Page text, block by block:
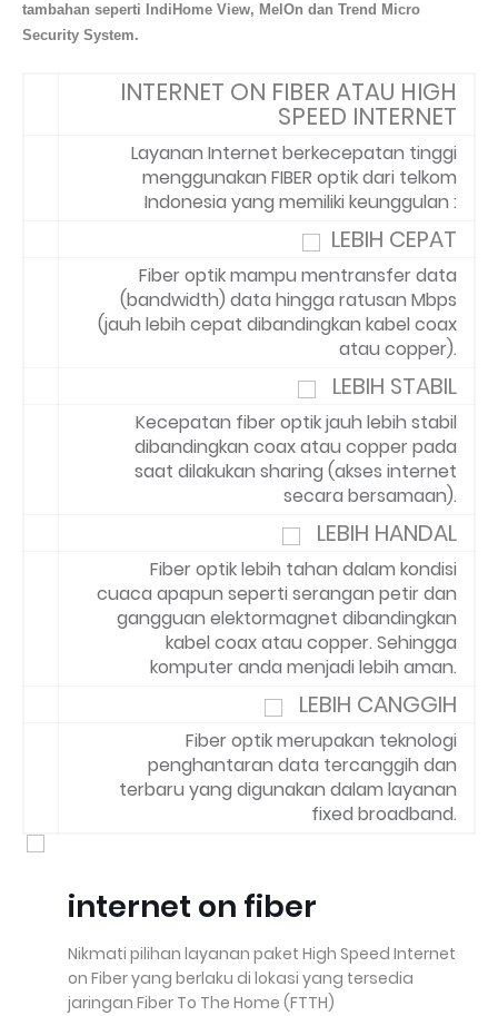
tambahan seperti IndiHome View, MelOn dan Trend Micro
Security System.
INTERNET ON FIBER ATAU HIGH
SPEED INTERNET
Layanan Internet berkecepatan tinggi
menggunakan FIBER optik dari telkom
Indonesia yang memiliki keunggulan :
LEBIH CEPAT
Fiber optik mampu mentransfer data
(bandwidth) data hingga ratusan Mbps
(jauh lebih cepat dibandingkan kabel coax
atau copper).
LEBIH STABIL
Kecepatan fiber optik jauh lebih stabil
dibandingkan coax atau copper pada
saat dilakukan sharing (akses internet
secara bersamaan).
LEBIH HANDAL
Fiber optik lebih tahan dalam kondisi
cuaca apapun seperti serangan petir dan
gangguan elektormagnet dibandingkan
kabel coax atau copper. Sehingga
komputer anda menjadi lebih aman.
LEBIH CANGGIH
Fiber optik merupakan teknologi
penghantaran data tercanggih dan
terbaru yang digunakan dalam layanan
fixed broadband.
internet on fiber
Nikmati pilihan layanan paket High Speed Internet
on Fiber yang berlaku di lokasi yang tersedia
jaringan Fiber To The Home (FTTH)